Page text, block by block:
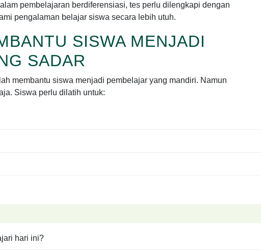
pembelajaran berdiferensiasi, tes perlu dilengkapi dengan
pengalaman belajar siswa secara lebih utuh.
SISWA MENJADI
SADAR
membantu siswa menjadi pembelajar yang mandiri. Namun
Siswa perlu dilatih untuk:
hari ini?